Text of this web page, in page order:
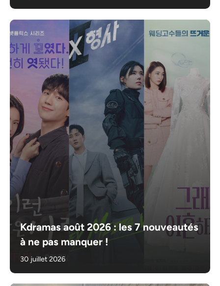
Kdramas août 2026 : les 7 nouveautés
à ne pas manquer !
30 juillet 2026